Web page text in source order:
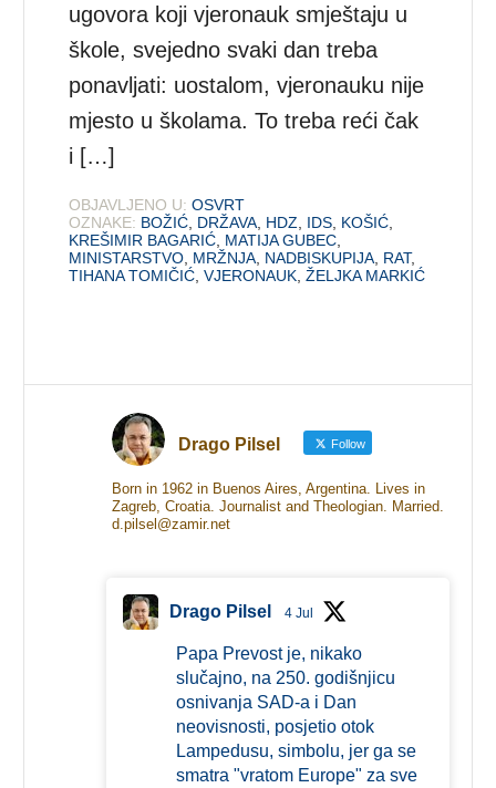
ugovora koji vjeronauk smještaju u
škole, svejedno svaki dan treba
ponavljati: uostalom, vjeronauku nije
mjesto u školama. To treba reći čak
i […]
OBJAVLJENO U: OSVRT
OZNAKE: BOŽIĆ DRŽAVA HDZ IDS KOŠIĆ
KREŠIMIR BAGARIĆ MATIJA GUBEC
MINISTARSTVO MRŽNJA NADBISKUPIJA RAT,
TIHANA TOMIČIĆ ,VJERONAUK ,ŽELJKA MARKIĆ
Drago Pilsel Follow
Born in 1962 in Buenos Aires, Argentina. Lives in
Zagreb, Croatia. Journalist and Theologian. Married.
d.pilsel@zamir.net
Drago Pilsel 4 Jul
Papa Prevost je, nikako
slučajno, na 250. godišnjicu
osnivanja SAD-a i Dan
neovisnosti, posjetio otok
Lampedusu, simbolu, jer ga se
smatra "vratom Europe" za sve